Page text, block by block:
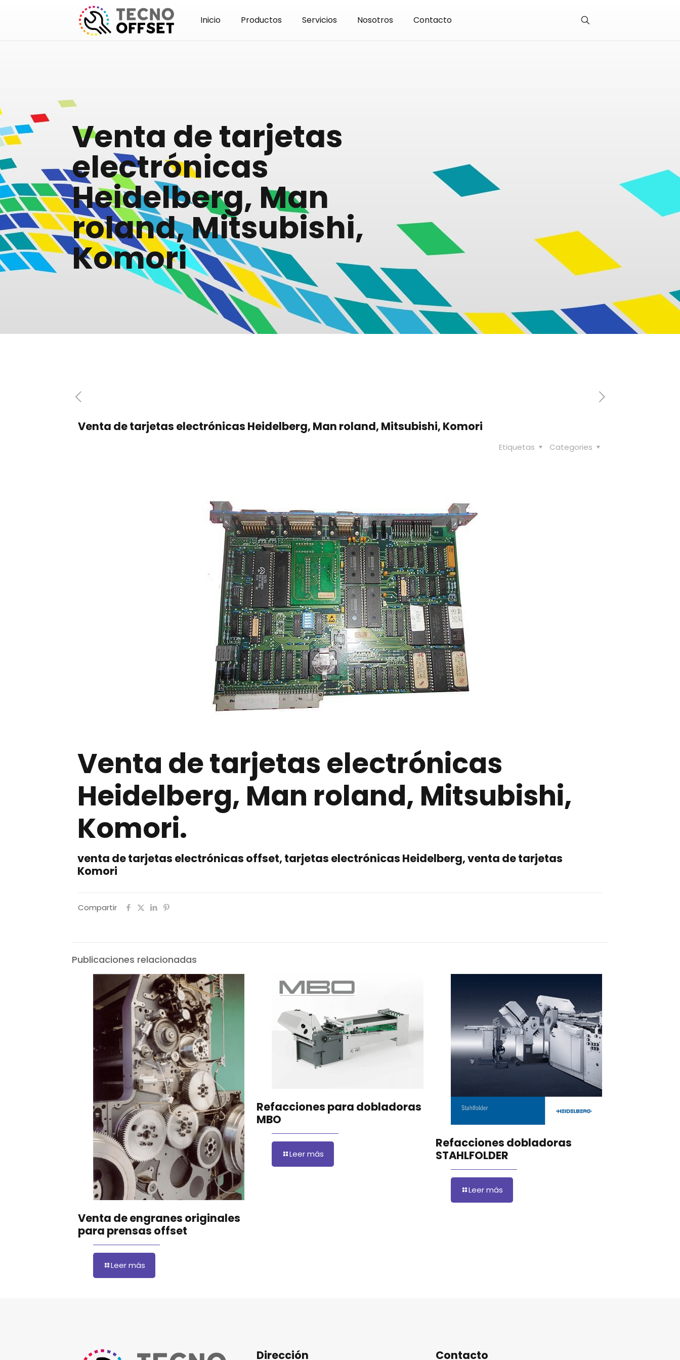
Inicio Productos Servicios Nosotros Contacto
Venta de tarjetas
electrónicas
Heidelberg, Man
roland, Mitsubishi,
Komori
Venta de tarjetas electrónicas Heidelberg, Man roland, Mitsubishi, Komori
Categories
Etiquetas
Venta de tarjetas electrónicas
Heidelberg, Man roland, Mitsubishi,
Komori.
venta de tarjetas electrónicas offset, tarjetas electrónicas Heidelberg, venta de tarjetas
Komori
Compartir
Publicaciones relacionadas
Venta de engranes originales
para prensas offset
Leer más
Refacciones para dobladoras
MBO
Leer más
Refacciones dobladoras
STAHLFOLDER
Leer más
Dirección Contacto